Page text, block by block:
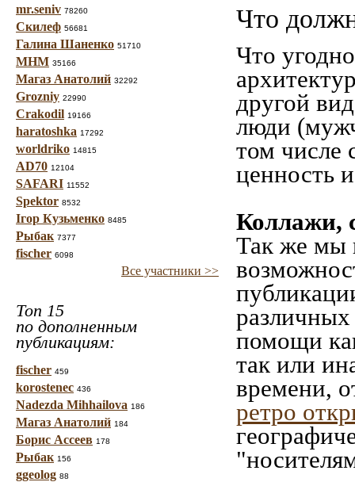
mr.seniv 78260
Скилеф 56681
Галина Шаненко 51710
МНМ 35166
Магаз Анатолий 32292
Grozniy 22990
Crakodil 19166
haratoshka 17292
worldriko 14815
AD70 12104
SAFARI 11552
Spektor 8532
Ігор Кузьменко 8485
Рыбак 7377
fischer 6098
Все участники >>
Топ 15
по дополненным
публикациям:
fischer 459
korostenec 436
Nadezda Mihhailova 186
Магаз Анатолий 184
Борис Ассеев 178
Рыбак 156
ggeolog 88
Что
Что
другой
люди
том числе
ценность
Коллажи,
Так же мы
помощи
так или
времени,
ретро